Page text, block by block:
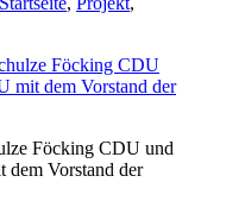
Föcking CDU und
Vorstand der